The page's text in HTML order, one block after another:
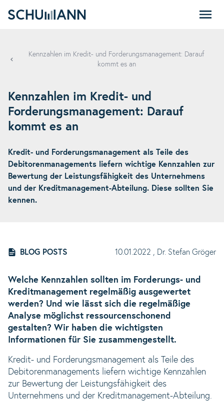
Kennzahlen im Kredit- und Forderungsmanagement: Darauf
kommt es an
Kennzahlen im Kredit- und
Forderungsmanagement: Darauf
kommt es an
Kredit- und Forderungsmanagement als Teile des
Debitorenmanagements liefern wichtige Kennzahlen zur
Bewertung der Leistungsfähigkeit des Unternehmens
und der Kreditmanagement-Abteilung. Diese sollten Sie
kennen.
BLOG POSTS 10.01.2022 , Dr. Stefan Gröger
Welche Kennzahlen sollten im Forderungs- und
Kreditmanagement regelmäßig ausgewertet
werden? Und wie lässt sich die regelmäßige
Analyse möglichst ressourcenschonend
gestalten? Wir haben die wichtigsten
Informationen für Sie zusammengestellt.
Kredit- und Forderungsmanagement als Teile des
Debitorenmanagements liefern wichtige Kennzahlen
zur Bewertung der Leistungsfähigkeit des
Unternehmens und der Kreditmanagement-Abteilung.